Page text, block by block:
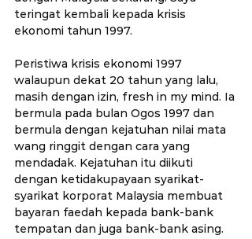
teringat kembali kepada krisis
ekonomi tahun 1997.
Peristiwa krisis ekonomi 1997
walaupun dekat 20 tahun yang lalu,
masih dengan izin, fresh in my mind. Ia
bermula pada bulan Ogos 1997 dan
bermula dengan kejatuhan nilai mata
wang ringgit dengan cara yang
mendadak. Kejatuhan itu diikuti
dengan ketidakupayaan syarikat-
syarikat korporat Malaysia membuat
bayaran faedah kepada bank-bank
tempatan dan juga bank-bank asing.